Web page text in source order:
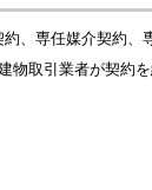
、専任媒介契約、
取引業者が契約を